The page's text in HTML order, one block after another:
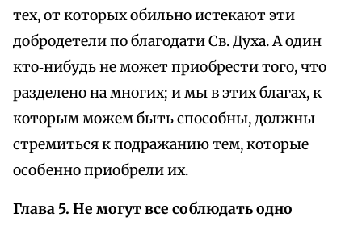
тех, от которых обильно истекают эти
добродетели по благодати Св. Духа. А один
кто‑нибудь не может приобрести того, что
разделено на многих; и мы в этих благах, к
которым можем быть способны, должны
стремиться к подражанию тем, которые
особенно приобрели их.
Глава 5. Не могут все соблюдать одно